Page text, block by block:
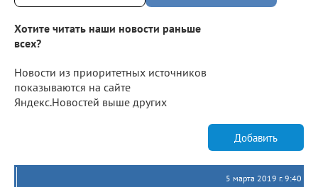
Хотите читать наши новости раньше
всех?
Новости из приоритетных источников
показываются на сайте
Яндекс.Новостей выше других
Добавить
5 марта 2019 г. 9:40